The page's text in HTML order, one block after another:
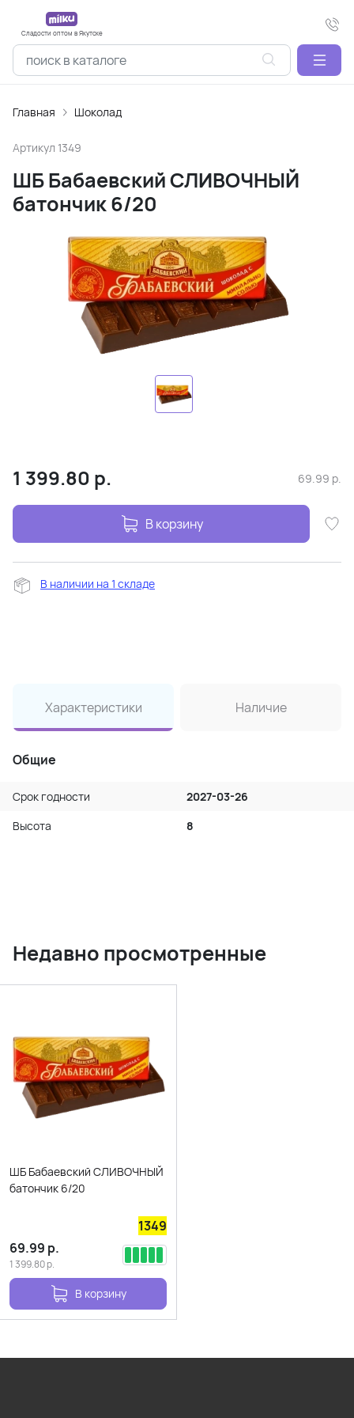
Сладости оптом в Якутске
Главная Шоколад
Артикул 1349
ШБ Бабаевский СЛИВОЧНЫЙ
батончик 6/20
1 399.80 р. 69.99 р.
В корзину
В наличии на 1 складе
Характеристики Наличие
Общие
Срок годности
2027-03-26
Высота
8
Недавно просмотренные
ШБ Бабаевский СЛИВОЧНЫЙ
батончик 6/20
1349
69.99 р.
1 399.80р.
В корзину